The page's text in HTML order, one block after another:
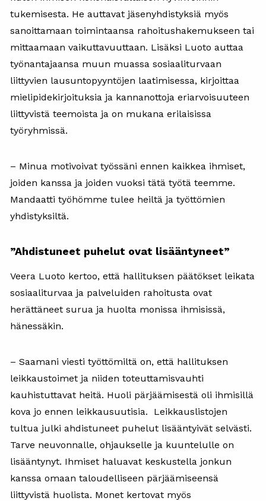
tukemisesta. He auttavat jäsenyhdistyksiä myös
sanoittamaan toimintaansa rahoitushakemukseen tai
mittaamaan vaikuttavuuttaan. Lisäksi Luoto auttaa
työnantajaansa muun muassa sosiaaliturvaan
liittyvien lausuntopyyntöjen laatimisessa, kirjoittaa
mielipidekirjoituksia ja kannanottoja eriarvoisuuteen
liittyvistä teemoista ja on mukana erilaisissa
työryhmissä.
– Minua motivoivat työssäni ennen kaikkea ihmiset,
joiden kanssa ja joiden vuoksi tätä työtä teemme.
Mandaatti työhömme tulee heiltä ja työttömien
yhdistyksiltä.
”Ahdistuneet puhelut ovat lisääntyneet”
Veera Luoto kertoo, että hallituksen päätökset leikata
sosiaaliturvaa ja palveluiden rahoitusta ovat
herättäneet surua ja huolta monissa ihmisissä,
hänessäkin.
– Saamani viesti työttömiltä on, että hallituksen
leikkaustoimet ja niiden toteuttamisvauhti
kauhistuttavat heitä. Huoli pärjäämisestä oli ihmisillä
kova jo ennen leikkausuutisia. Leikkauslistojen
tultua julki ahdistuneet puhelut lisääntyivät selvästi.
Tarve neuvonnalle, ohjaukselle ja kuuntelulle on
lisääntynyt. Ihmiset haluavat keskustella jonkun
kanssa omaan taloudelliseen pärjäämiseensä
liittyvistä huolista. Monet kertovat myös